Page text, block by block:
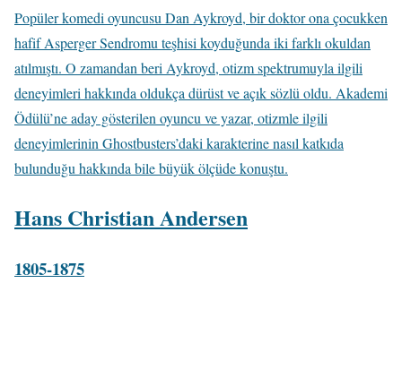
Popüler komedi oyuncusu Dan Aykroyd, bir doktor ona çocukken
hafif Asperger Sendromu teşhisi koyduğunda iki farklı okuldan
atılmıştı. O zamandan beri Aykroyd, otizm spektrumuyla ilgili
deneyimleri hakkında oldukça dürüst ve açık sözlü oldu. Akademi
Ödülü’ne aday gösterilen oyuncu ve yazar, otizmle ilgili
deneyimlerinin Ghostbusters’daki karakterine nasıl katkıda
bulunduğu hakkında bile büyük ölçüde konuştu.
Hans Christian Andersen
1805-1875